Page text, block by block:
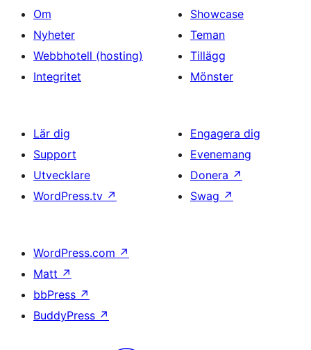
Om
Nyheter
Webbhotell (hosting)
Integritet
Showcase
Teman
Tillägg
Mönster
Lär dig
Support
Utvecklare
WordPress.tv ↗
Engagera dig
Evenemang
Donera ↗
Swag ↗
WordPress.com ↗
Matt ↗
bbPress ↗
BuddyPress ↗